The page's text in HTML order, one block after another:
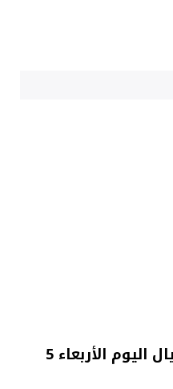
أسعار العملات مقابل الريال اليوم الأربعاء 5